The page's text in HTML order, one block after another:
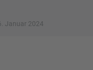
Januar 2024